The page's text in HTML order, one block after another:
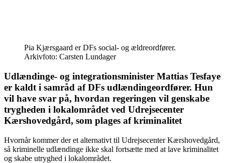
Pia Kjærsgaard er DFs social- og ældreordfører.
Arkivfoto: Carsten Lundager
Udlændinge- og integrationsminister Mattias Tesfaye
er kaldt i samråd af DFs udlændingeordfører. Hun
vil have svar på, hvordan regeringen vil genskabe
trygheden i lokalområdet ved Udrejsecenter
Kærshovedgård, som plages af kriminalitet
Hvornår kommer der et alternativt til Udrejsecenter Kærshovedgård,
så kriminelle udlændinge ikke skal fortsætte med at lave kriminalitet
og skabe utryghed i lokalområdet.